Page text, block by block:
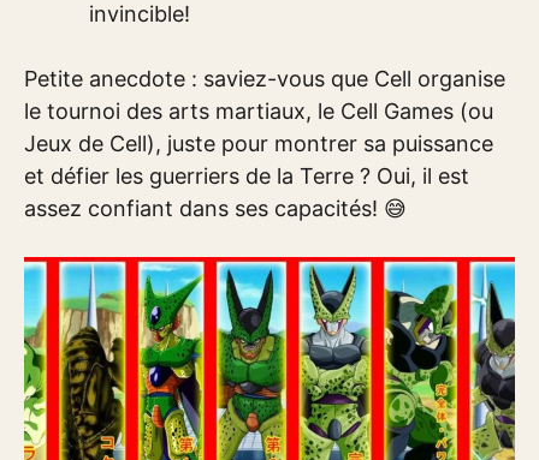
invincible!
Petite anecdote : saviez-vous que Cell organise
le tournoi des arts martiaux, le Cell Games (ou
Jeux de Cell), juste pour montrer sa puissance
et défier les guerriers de la Terre ? Oui, il est
assez confiant dans ses capacités! 😅